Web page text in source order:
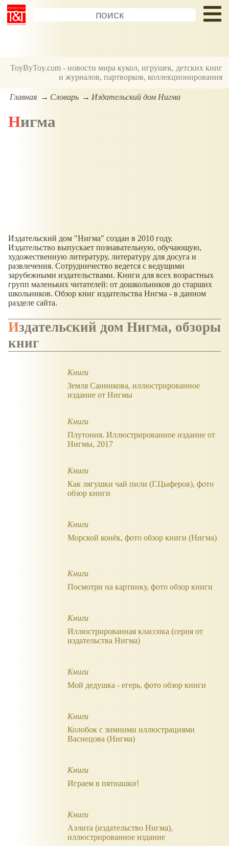
ToyByToy.com - новости мира кукол, игрушек, детских книг
и журналов, партворков, коллекционирования
Главная Словарь Издательский дом Нигма
Нигма
Издательский дом "Нигма" создан в 2010 году.
Издательство выпускает познавательную, обучающую,
художественную литературу, литературу для досуга и
развлечения. Сотрудничество ведется с ведущими
зарубежными издательствами. Книги для всех возрастных
групп маленьких читателей: от дошкольников до старших
школьников. Обзор книг издательства Нигма - в данном
разделе сайта.
Издательский дом Нигма, обзоры
книг
Книги
Земля Санникова, иллюстрированное
издание от Нигмы
Книги
Плутония. Иллюстрированное издание от
Нигмы, 2017
Книги
Как лягушки чай пили (Г.Цыферов), фото
обзор книги
Книги
Морской конёк, фото обзор книги (Нигма)
Книги
Посмотри на картинку, фото обзор книги
Книги
Иллюстрированная классика (серия от
издательства Нигма)
Книги
Мой дедушка - егерь, фото обзор книги
Книги
Колобок с зимними иллюстрациями
Васнецова (Нигма)
Книги
Играем в пятнашки!
Книги
Аэлита (издательство Нигма),
иллюстрированное издание